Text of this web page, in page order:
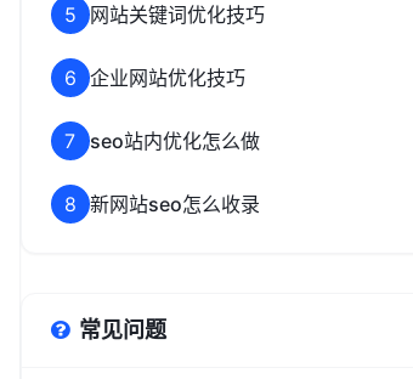
5 网站关键词优化技巧
6 企业网站优化技巧
7 seo站内优化怎么做
8 新网站seo怎么收录
常见问题